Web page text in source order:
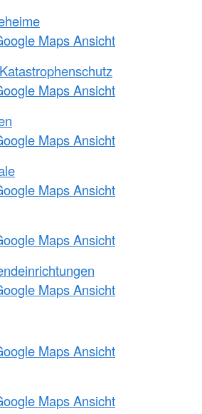
Maps Ansicht
Maps Ansicht
Maps Ansicht
Maps Ansicht
Maps Ansicht
Maps Ansicht
Maps Ansicht
Maps Ansicht